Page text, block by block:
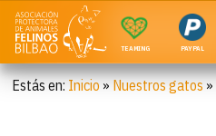
TEAMING PAYPAL
Estás en: Inicio » Nuestros gatos »